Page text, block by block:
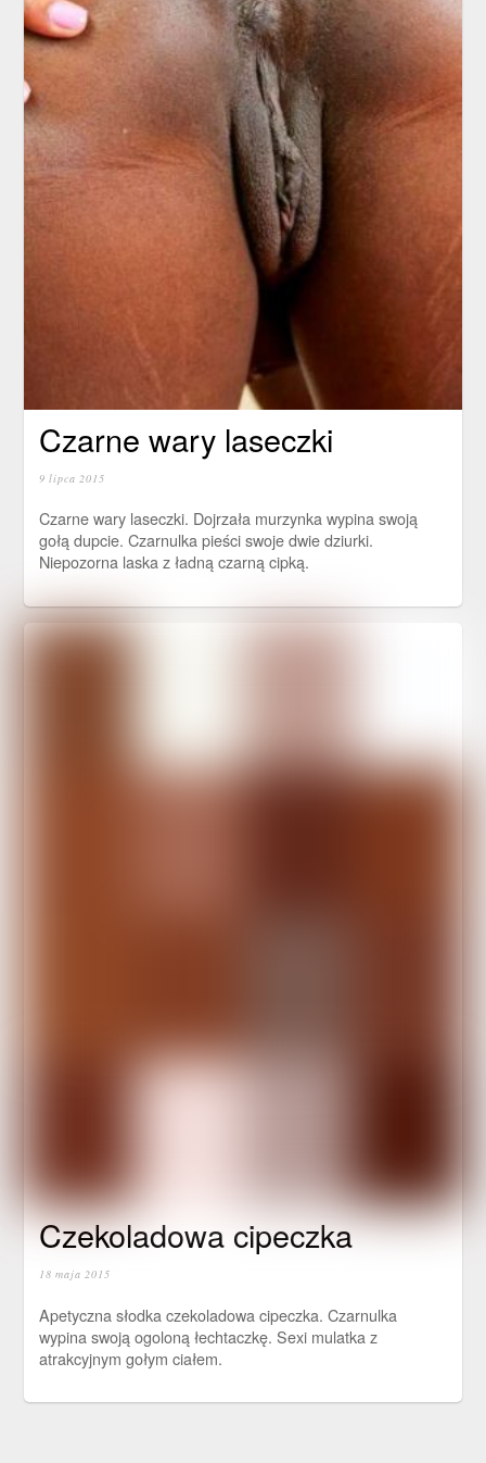
Czarne wary laseczki
9 lipca 2015
Czarne wary laseczki. Dojrzała murzynka wypina swoją
gołą dupcie. Czarnulka pieści swoje dwie dziurki.
Niepozorna laska z ładną czarną cipką.
Czekoladowa cipeczka
18 maja 2015
Apetyczna słodka czekoladowa cipeczka. Czarnulka
wypina swoją ogoloną łechtaczkę. Sexi mulatka z
atrakcyjnym gołym ciałem.